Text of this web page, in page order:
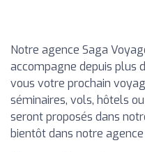
Notre agence Saga
accompagne depuis plus
vous votre prochain
séminaires, vols, hôtels
seront proposés dans
bientôt dans notre